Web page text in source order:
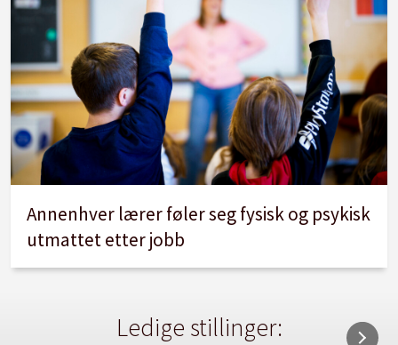
Annenhver lærer føler seg fysisk og psykisk
utmattet etter jobb
Ledige stillinger: